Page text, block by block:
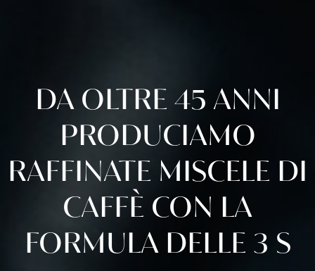
DA OLTRE45ANNI
PRODUCIAMO
RAFFINATE MISCELE DI
CAFFÈ CON LA
FORMULA DELLE 3 S